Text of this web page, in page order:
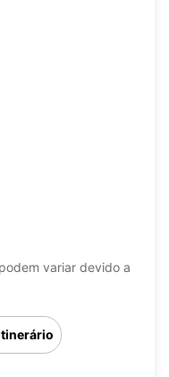
variar devido a